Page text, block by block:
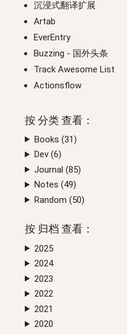
沉浸式翻译扩展
Artab
EverEntry
Buzzing - 国外头条
Track Awesome List
Actionsflow
按 分类 查看：
Books (31)
Dev (6)
Journal (85)
Notes (49)
Random (50)
按 归档 查看：
2025
2024
2023
2022
2021
2020